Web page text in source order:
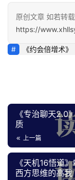
坑
指
南
创
业
源
登录
原创文章 如若转
https://
《约会倍增术》
《专治聊天2.0
质
上一篇
《天机16悟道
西方思维的高我